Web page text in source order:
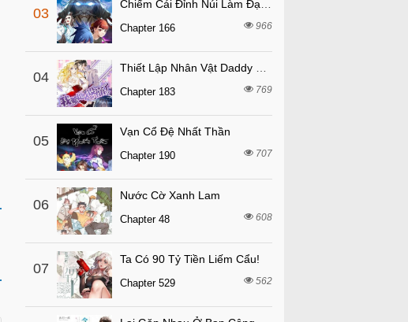
03
Chapter 166 966
04
Chapter 183 769
05
Vạn Cổ Đệ Nhất Thần
Chapter 190 707
06
Nước Cờ Xanh Lam
Chapter 48 608
07
Ta Có 90 Tỷ Tiền Liếm Cẩu!
Chapter 529 562